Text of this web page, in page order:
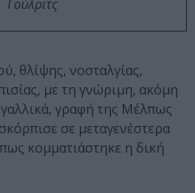
Γούλριτς
θλίψης, νοσταλγίας,
με τη γνώριμη, ακόμη
γραφή της Μέλπως
σε μεταγενέστερα
κομματιάστηκε η δική